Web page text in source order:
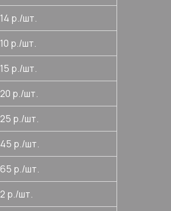
14 р./шт.
10 р./шт.
15 р./шт.
20 р./шт.
25 р./шт.
45 р./шт.
65 р./шт.
2 р./шт.